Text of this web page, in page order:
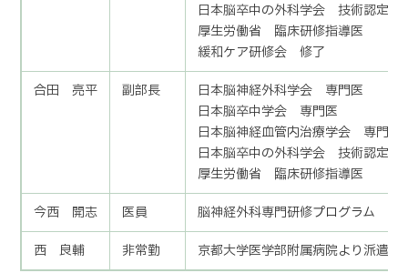
日本脳卒中の外科学会 技術認定医
厚生労働省 臨床研修指導医
緩和ケア研修会 修了
合田 亮平
副部長
日本脳神経外科学会 専門医
日本脳卒中学会 専門医
日本脳神経血管内治療学会 専門医
日本脳卒中の外科学会 技術認定医
厚生労働省 臨床研修指導医
今西 開志
医員
脳神経外科専門研修プログラム 専
西 良輔
非常勤 京都大学医学部附属病院より派遣